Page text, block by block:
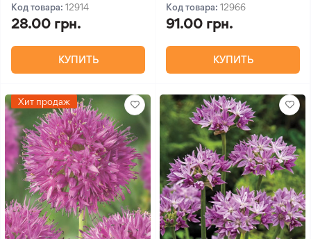
Код товара: 12914
28.00 грн.
КУПИТЬ
Код товара: 12966
91.00 грн.
КУПИТЬ
Хит продаж